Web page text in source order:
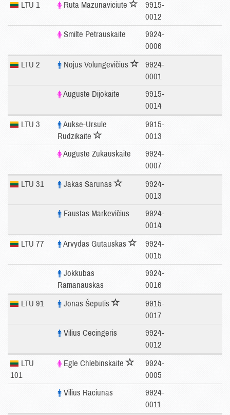
LTU 1 Ruta Mazunaviciute
9915-
0012
Smilte Petrauskaite
9924-
0006
LTU 2 Nojus Volungevičius
9924-
0001
Auguste Dijokaite
9915-
0014
LTU 3
Aukse-Ursule
Rudzikaite
9915-
0013
Auguste Zukauskaite
9924-
0007
LTU 31 Jakas Sarunas
9924-
0013
Faustas Markevičius
9924-
0014
LTU 77 Arvydas Gutauskas
9924-
0015
Jokkubas
Ramanauskas
9924-
0016
LTU 91 Jonas Šeputis
9915-
0017
Vilius Cecingeris
9924-
0012
LTU
101
Egle Chlebinskaite
9924-
0005
Vilius Raciunas
9924-
0011